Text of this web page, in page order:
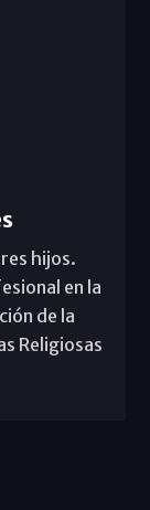
hijos.
en la
de la
Religiosas